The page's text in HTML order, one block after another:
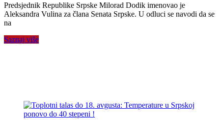
Predsjednik Republike Srpske Milorad Dodik imenovao je
Aleksandra Vulina za člana Senata Srpske. U odluci se navodi da se
na
Saznaj više